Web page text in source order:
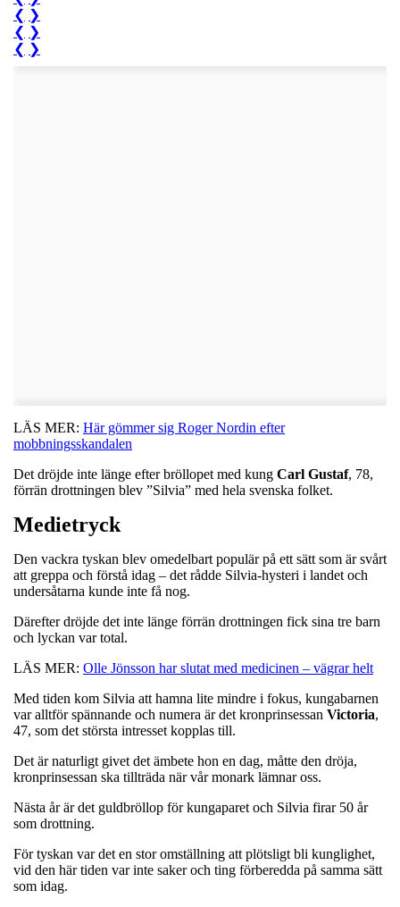
❮ ❯
❮ ❯
❮ ❯
LÄS MER: Här gömmer sig Roger Nordin efter
mobbningsskandalen
Det dröjde inte länge efter bröllopet med kung Carl Gustaf, 78,
förrän drottningen blev ”Silvia” med hela svenska folket.
Medietryck
Den vackra tyskan blev omedelbart populär på ett sätt som är svårt
att greppa och förstå idag – det rådde Silvia-hysteri i landet och
undersåtarna kunde inte få nog.
Därefter dröjde det inte länge förrän drottningen fick sina tre barn
och lyckan var total.
LÄS MER: Olle Jönsson har slutat med medicinen – vägrar helt
Med tiden kom Silvia att hamna lite mindre i fokus, kungabarnen
var alltför spännande och numera är det kronprinsessan Victoria,
47, som det största intresset kopplas till.
Det är naturligt givet det ämbete hon en dag, måtte den dröja,
kronprinsessan ska tillträda när vår monark lämnar oss.
Nästa år är det guldbröllop för kungaparet och Silvia firar 50 år
som drottning.
För tyskan var det en stor omställning att plötsligt bli kunglighet,
vid den här tiden var inte saker och ting förberedda på samma sätt
som idag.